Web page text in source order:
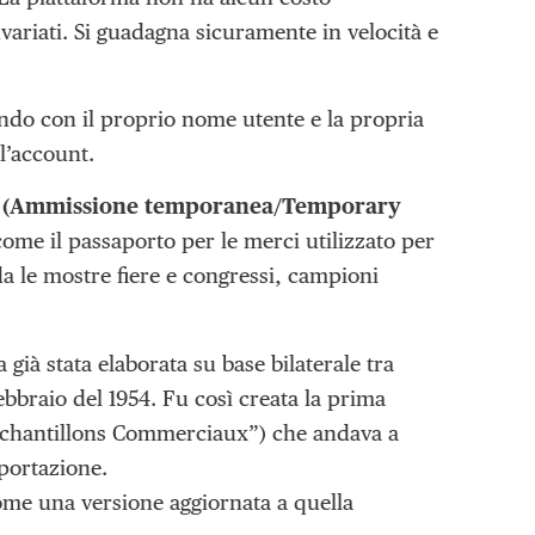
Si guadagna sicuramente in velocità e
con il proprio nome utente e la propria
(Ammissione temporanea/Temporary
il passaporto per le merci utilizzato per
le mostre fiere e congressi, campioni
stata elaborata su base bilaterale tra
del 1954. Fu così creata la prima
Commerciaux”) che andava a
una versione aggiornata a quella